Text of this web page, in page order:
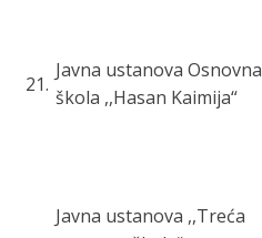
21.
Javna ustanova Osnovna
škola ,,Hasan Kaimija“
Javna ustanova ,,Treća